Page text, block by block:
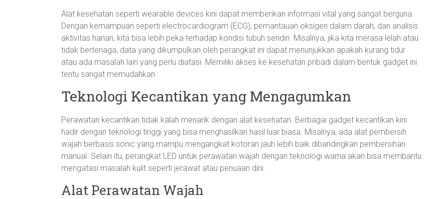
Alat kesehatan seperti wearable devices kini dapat memberikan informasi vital yang sangat berguna.
Dengan kemampuan seperti electrocardiogram (ECG), pemantauan oksigen dalam darah, dan analisis
aktivitas harian, kita bisa lebih peka terhadap kondisi tubuh sendiri. Misalnya, jika kita merasa lelah atau
tidak bertenaga, data yang dikumpulkan oleh perangkat ini dapat menunjukkan apakah kurang tidur
atau ada masalah lain yang perlu diatasi. Memiliki akses ke kesehatan pribadi dalam bentuk gadget ini
tentu sangat memudahkan.
Teknologi Kecantikan yang Mengagumkan
Perawatan kecantikan tidak kalah menarik dengan alat kesehatan. Berbagai gadget kecantikan kini
hadir dengan teknologi tinggi yang bisa menghasilkan hasil luar biasa. Misalnya, ada alat pembersih
wajah berbasis sonic yang mampu mengangkat kotoran jauh lebih baik dibandingkan pembersihan
manual. Selain itu, perangkat LED untuk perawatan wajah dengan teknologi warna akan bisa membantu
mengatasi masalah kulit seperti jerawat atau penuaan dini.
Alat Perawatan Wajah